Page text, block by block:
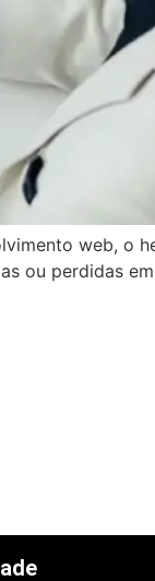
web, o
ou perdidas em